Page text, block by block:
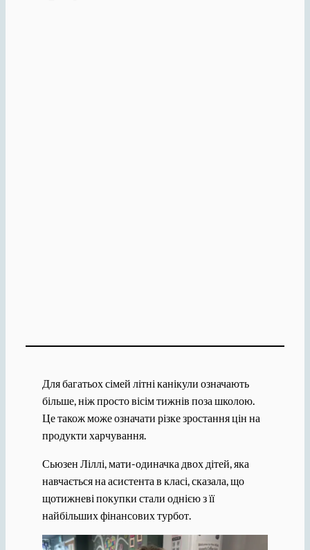
Для багатьох сімей літні канікули означають
більше, ніж просто вісім тижнів поза школою.
Це також може означати різке зростання цін на
продукти харчування.
Сьюзен Ліллі, мати-одиначка двох дітей, яка
навчається на асистента в класі, сказала, що
щотижневі покупки стали однією з її
найбільших фінансових турбот.